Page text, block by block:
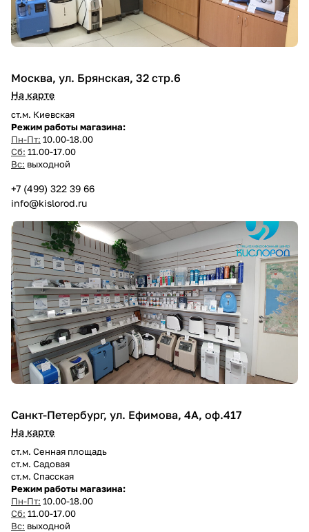
Москва, ул. Брянская, 32 стр.6
На карте
ст.м. Киевская
Режим работы магазина:
Пн-Пт: 10.00-18.00
Сб: 11.00-17.00
Вс: выходной
+7 (499) 322 39 66
info@kislorod.ru
Санкт-Петербург, ул. Ефимова, 4А, оф.417
На карте
ст.м. Сенная площадь
ст.м. Садовая
ст.м. Спасская
Режим работы магазина:
Пн-Пт: 10.00-18.00
Сб: 11.00-17.00
Вс: выходной